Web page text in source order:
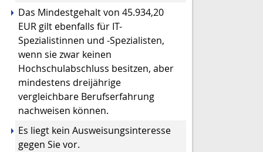
Das Mindestgehalt von 45.934,20
EUR gilt ebenfalls für IT-
Spezialistinnen und -Spezialisten,
wenn sie zwar keinen
Hochschulabschluss besitzen, aber
mindestens dreijährige
vergleichbare Berufserfahrung
nachweisen können.
Es liegt kein Ausweisungsinteresse
gegen Sie vor.